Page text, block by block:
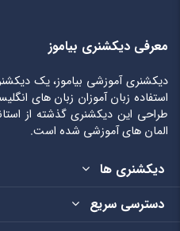
معرفی دیکشنری بیاموز
دیکشنری آموزشی بیاموز، یک
استفاده زبان آموزان زبان های
طراحی این دیکشنری گذشته از
المان های آموزشی شده است.
دیکشنری ها
دسترسی سریع